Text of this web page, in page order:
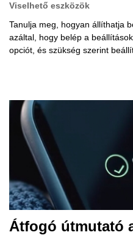
Viselhető eszközök
Tanulja meg, hogyan állíthatja
azáltal, hogy belép a
opciót, és szükség szerint
Átfogó útmutató